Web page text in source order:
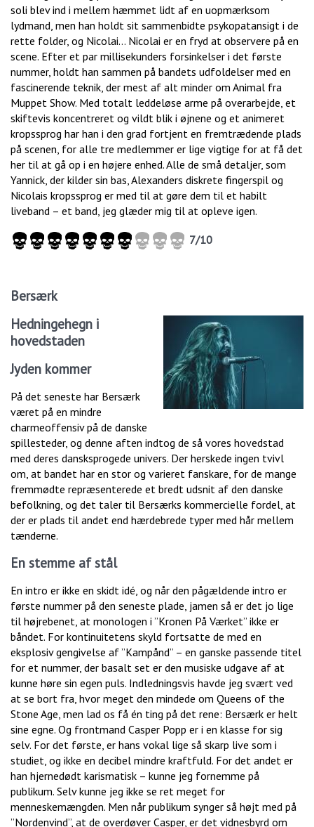
soli blev ind i mellem hæmmet lidt af en uopmærksom
lydmand, men han holdt sit sammenbidte psykopatansigt i de
rette folder, og Nicolai… Nicolai er en fryd at observere på en
scene. Efter et par millisekunders forsinkelser i det første
nummer, holdt han sammen på bandets udfoldelser med en
fascinerende teknik, der mest af alt minder om Animal fra
Muppet Show. Med totalt leddeløse arme på overarbejde, et
skiftevis koncentreret og vildt blik i øjnene og et animeret
kropssprog har han i den grad fortjent en fremtrædende plads
på scenen, for alle tre medlemmer er lige vigtige for at få det
her til at gå op i en højere enhed. Alle de små detaljer, som
Yannick, der kilder sin bas, Alexanders diskrete fingerspil og
Nicolais kropssprog er med til at gøre dem til et habilt
liveband – et band, jeg glæder mig til at opleve igen.
7/10
Bersærk
Hedningehegn i
hovedstaden
Jyden kommer
På det seneste har Bersærk
været på en mindre
charmeoffensiv på de danske
spillesteder, og denne aften indtog de så vores hovedstad
med deres dansksprogede univers. Der herskede ingen tvivl
om, at bandet har en stor og varieret fanskare, for de mange
fremmødte repræsenterede et bredt udsnit af den danske
befolkning, og det taler til Bersærks kommercielle fordel, at
der er plads til andet end hærdebrede typer med hår mellem
tænderne.
En stemme af stål
En intro er ikke en skidt idé, og når den pågældende intro er
første nummer på den seneste plade, jamen så er det jo lige
til højrebenet, at monologen i ”Kronen På Værket” ikke er
båndet. For kontinuitetens skyld fortsatte de med en
eksplosiv gengivelse af ”Kampånd” – en ganske passende titel
for et nummer, der basalt set er den musiske udgave af at
kunne høre sin egen puls. Indledningsvis havde jeg svært ved
at se bort fra, hvor meget den mindede om Queens of the
Stone Age, men lad os få én ting på det rene: Bersærk er helt
sine egne. Og frontmand Casper Popp er i en klasse for sig
selv. For det første, er hans vokal lige så skarp live som i
studiet, og ikke en decibel mindre kraftfuld. For det andet er
han hjernedødt karismatisk – kunne jeg fornemme på
publikum. Selv kunne jeg ikke se ret meget for
menneskemængden. Men når publikum synger så højt med på
”Nordenvind”, at de overdøver Casper, er det vidnesbyrd om